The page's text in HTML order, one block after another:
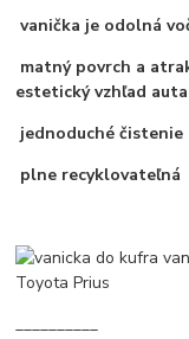
vanička je odolná
matný povrch a
estetický vzhľad auta
jednoduché čistenie
plne recyklovateľná